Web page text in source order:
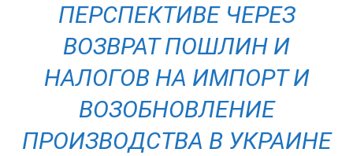
ПЕРСПЕКТИВЕ ЧЕРЕЗ
ВОЗВРАТ ПОШЛИН И
НАЛОГОВ НА ИМПОРТ И
ВОЗОБНОВЛЕНИЕ
ПРОИЗВОДСТВА В УКРАИНЕ